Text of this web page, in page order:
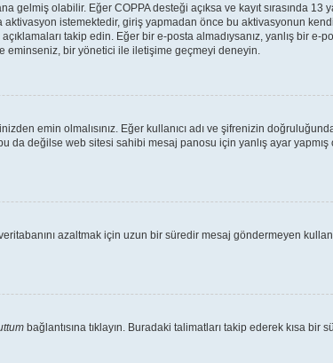
gelmiş olabilir. Eğer COPPA desteği açıksa ve kayıt sırasında 13
aktivasyon istemektedir, giriş yapmadan önce bu aktivasyonun
takip edin. Eğer bir e-posta almadıysanız, yanlış bir
eminseniz, bir yönetici ile iletişime geçmeyi deneyin.
emin olmalısınız. Eğer kullanıcı adı ve şifrenizin
da değilse web sitesi sahibi mesaj panosu için yanlış ayar
azaltmak için uzun bir süredir mesaj göndermeyen
bağlantısına tıklayın. Buradaki talimatları takip ederek kısa bir